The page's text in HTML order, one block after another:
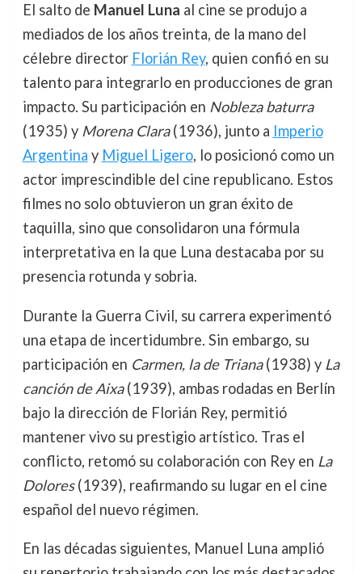
El salto de Manuel Luna al cine se produjo a
mediados de los años treinta, de la mano del
célebre director Florián Rey, quien confió en su
talento para integrarlo en producciones de gran
impacto. Su participación en Nobleza baturra
(1935) y Morena Clara(1936), junto a Imperio
Argentina y Miguel Ligero, lo posicionó como un
actor imprescindible del cine republicano. Estos
filmes no solo obtuvieron un gran éxito de
taquilla, sino que consolidaron una fórmula
interpretativa en la que Luna destacaba por su
presencia rotunda y sobria.
Durante la Guerra Civil, su carrera experimentó
una etapa de incertidumbre. Sin embargo, su
participación en Carmen, la de Triana(1938) y La
canción de Aixa(1939), ambas rodadas en Berlín
bajo la dirección de Florián Rey, permitió
mantener vivo su prestigio artístico. Tras el
conflicto, retomó su colaboración con Rey en La
Dolores(1939), reafirmando su lugar en el cine
español del nuevo régimen.
En las décadas siguientes, Manuel Luna amplió